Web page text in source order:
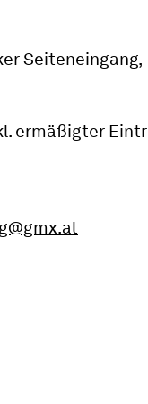
Seiteneingang,
ermäßigter